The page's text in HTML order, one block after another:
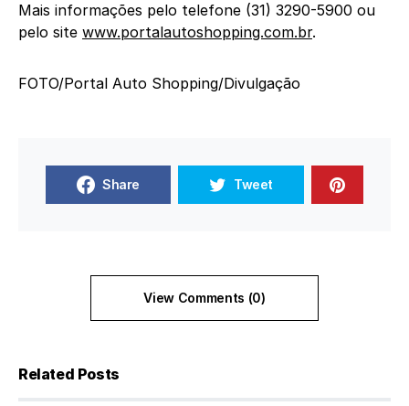
Mais informações pelo telefone (31) 3290-5900 ou
pelo site www.portalautoshopping.com.br.
FOTO/Portal Auto Shopping/Divulgação
Share Tweet
View Comments (0)
Related Posts